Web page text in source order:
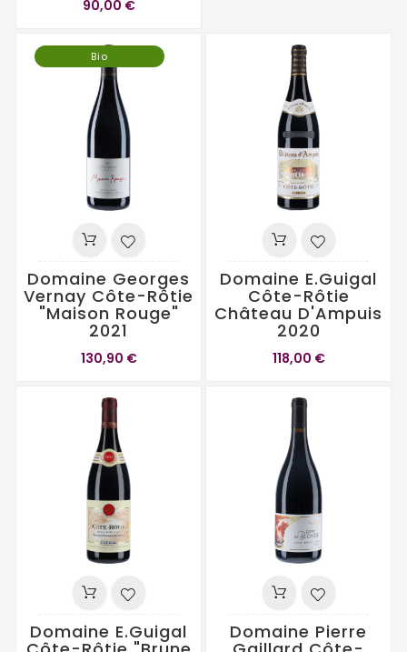
90,00 €
Bio
Domaine Georges
Vernay Côte-Rôtie
"Maison Rouge"
2021
130,90 €
Domaine E.Guigal
Côte-Rôtie
Château D'Ampuis
2020
118,00 €
Domaine E.Guigal Domaine Pierre